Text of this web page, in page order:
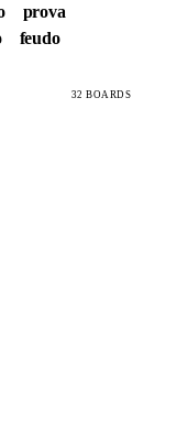
prova
feudo
32 BOARDS